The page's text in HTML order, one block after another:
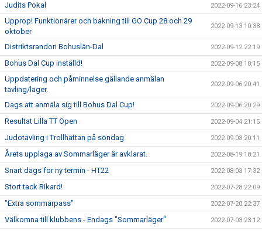
Judits Pokal 2022-09-16 23:24
Upprop! Funktionärer och bakning till GO Cup 28 och 29
oktober
2022-09-13 10:38
Distriktsrandori Bohuslän-Dal 2022-09-12 22:19
Bohus Dal Cup inställd! 2022-09-08 10:15
Uppdatering och påminnelse gällande anmälan
tävling/läger.
2022-09-06 20:41
Dags att anmäla sig till Bohus Dal Cup! 2022-09-06 20:29
Resultat Lilla TT Open 2022-09-04 21:15
Judotävling i Trollhättan på söndag 2022-09-03 20:11
Årets upplaga av Sommarläger är avklarat. 2022-08-19 18:21
Snart dags för ny termin - HT22 2022-08-03 17:32
Stort tack Rikard! 2022-07-28 22:09
"Extra sommarpass" 2022-07-20 22:37
Välkomna till klubbens - Endags "Sommarläger" 2022-07-03 23:12